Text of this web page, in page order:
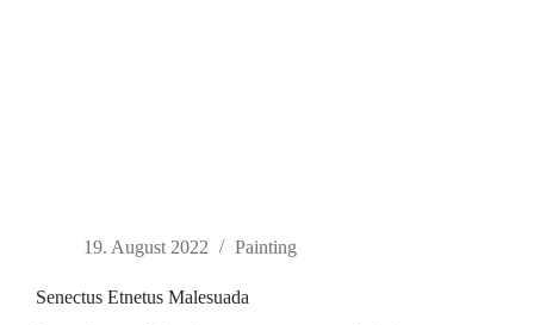
19. August 2022 Painting
Senectus Etnetus Malesuada